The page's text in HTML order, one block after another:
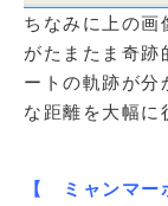
ちなみに上の画
がたまたま奇跡
ートの軌跡が分
な距離を大幅に
【 ミャンマー